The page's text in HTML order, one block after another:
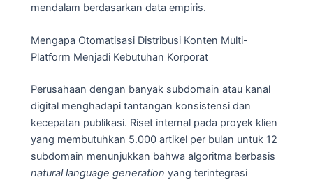
mendalam berdasarkan data empiris.
Mengapa Otomatisasi Distribusi Konten Multi-
Platform Menjadi Kebutuhan Korporat
Perusahaan dengan banyak subdomain atau kanal
digital menghadapi tantangan konsistensi dan
kecepatan publikasi. Riset internal pada proyek klien
yang membutuhkan 5.000 artikel per bulan untuk 12
subdomain menunjukkan bahwa algoritma berbasis
natural language generation yang terintegrasi